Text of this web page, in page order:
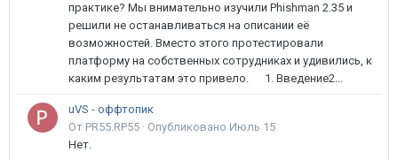
практике? Мы внимательно изучили Phishman 2.35 и
решили не останавливаться на описании её
возможностей. Вместо этого протестировали
платформу на собственных сотрудниках и удивились, к
каким результатам это привело. 1. Введение2...
uVS - оффтопик
От PR55.RP55 · Опубликовано Июль 15
Нет.